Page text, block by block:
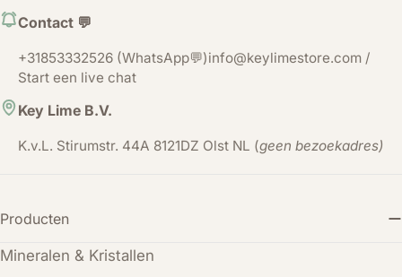
Contact 💬
+31853332526 (WhatsApp💬)info@keylimestore.com /
Start een live chat
Key Lime B.V.
K.v.L. Stirumstr. 44A 8121DZ Olst NL (geen bezoekadres)
Producten
Mineralen & Kristallen